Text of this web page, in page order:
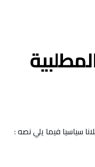
سياسيا فيما يلي نصه :